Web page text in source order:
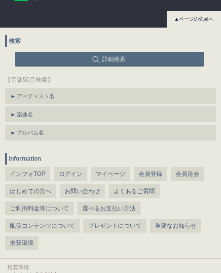
▲ページの先頭へ
検索
詳細検索
【音楽50音検索】
アーティスト名
楽曲名
アルバム名
information
インフォTOP ログイン マイページ 会員登録 会員退会
はじめての方へ お問い合わせ よくあるご質問
ご利用料金等について 選べるお支払い方法
配信コンテンツについて プレゼントについて 重要なお知らせ
推奨環境
推奨環境